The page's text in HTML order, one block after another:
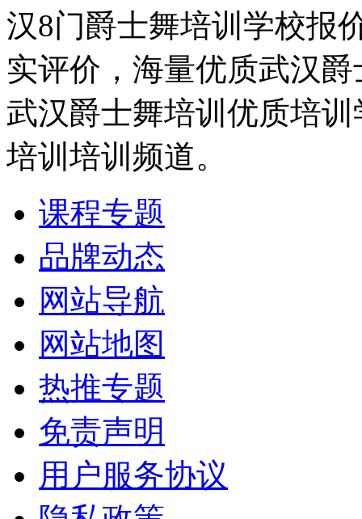
汉8门爵士舞培训学校报
实评价，海量优质武汉
武汉爵士舞培训优质培
培训培训频道。
课程专题
品牌动态
网站导航
网站地图
热推专题
免责声明
用户服务协议